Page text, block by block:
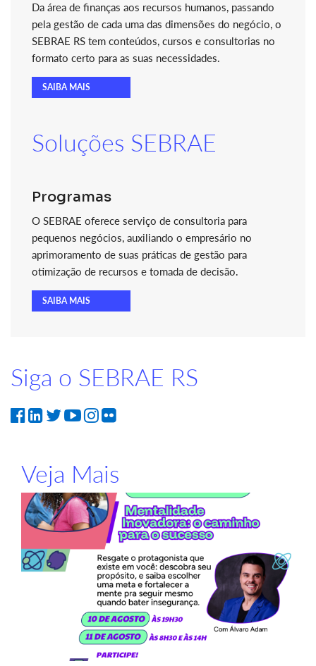
Da área de finanças aos recursos humanos, passando
pela gestão de cada uma das dimensões do negócio, o
SEBRAE RS tem conteúdos, cursos e consultorias no
formato certo para as suas necessidades.
SAIBA MAIS
Soluções SEBRAE
Programas
O SEBRAE oferece serviço de consultoria para
pequenos negócios, auxiliando o empresário no
aprimoramento de suas práticas de gestão para
otimização de recursos e tomada de decisão.
SAIBA MAIS
Siga o SEBRAE RS
Veja Mais